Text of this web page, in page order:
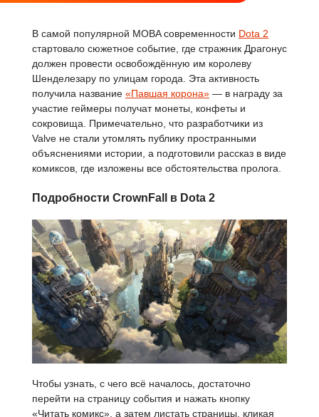
В самой популярной MOBA современности Dota 2
стартовало сюжетное событие, где стражник Драгонус
должен провести освобождённую им королеву
Шенделезару по улицам города. Эта активность
получила название «Павшая корона» — в награду за
участие геймеры получат монеты, конфеты и
сокровища. Примечательно, что разработчики из
Valve не стали утомлять публику пространными
объяснениями истории, а подготовили рассказ в виде
комиксов, где изложены все обстоятельства пролога.
Подробности CrownFall в Dota 2
Чтобы узнать, с чего всё началось, достаточно
перейти на страницу события и нажать кнопку
«Читать комикс», а затем листать страницы, кликая